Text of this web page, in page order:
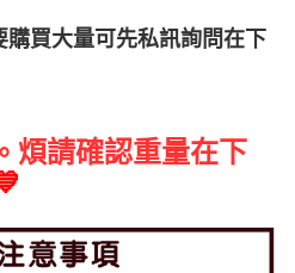
購買大量可先私訊詢問在下
煩請確認重量在下